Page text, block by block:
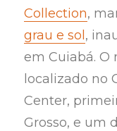
Collection,
grau e sol ,
em Cuiabá. O
localizado no
Center,
Grosso, e um